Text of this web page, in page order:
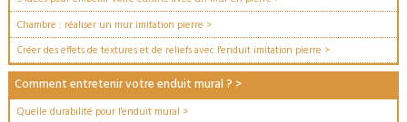
Chambre : réaliser un mur imitation pierre >
Créer des effets de textures et de reliefs avec l'enduit imitation pierre >
Comment entretenir votre enduit mural ? >
Quelle durabilité pour l'enduit mural >